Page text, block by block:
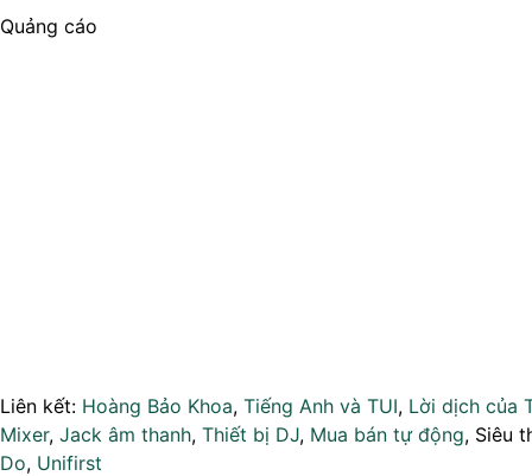
Quảng cáo
Liên kết: Hoàng Bảo Khoa, Tiếng Anh và TUI, Lời dịch của
Mixer, Jack âm thanh, Thiết bị DJ, Mua bán tự động, Siêu
Do, Unifirst